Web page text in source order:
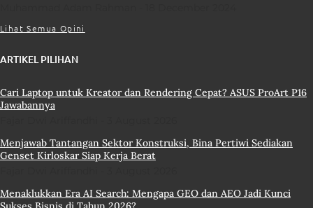
Lihat Semua Opini
ARTIKEL PILIHAN
Cari Laptop untuk Kreator dan Rendering Cepat? ASUS ProArt P16
Jawabannya
Menjawab Tantangan Sektor Konstruksi, Bina Pertiwi Sediakan
Genset Kirloskar Siap Kerja Berat
Menaklukkan Era AI Search: Mengapa GEO dan AEO Jadi Kunci